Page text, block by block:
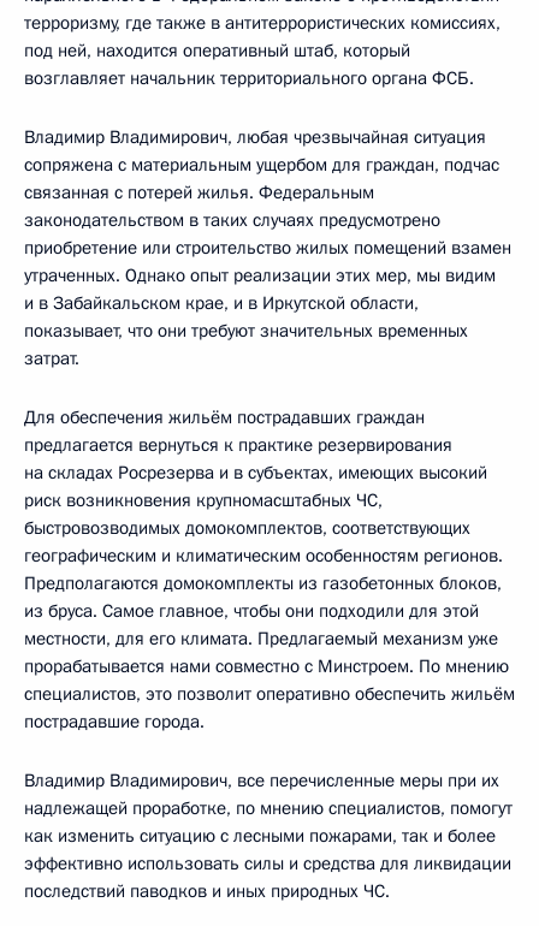
терроризму, где также в антитеррористических комиссиях,
под ней, находится оперативный штаб, который
возглавляет начальник территориального органа ФСБ.
Владимир Владимирович, любая чрезвычайная ситуация
сопряжена с материальным ущербом для граждан, подчас
связанная с потерей жилья. Федеральным
законодательством в таких случаях предусмотрено
приобретение или строительство жилых помещений взамен
утраченных. Однако опыт реализации этих мер, мы видим
и в Забайкальском крае, и в Иркутской области,
показывает, что они требуют значительных временных
затрат.
Для обеспечения жильём пострадавших граждан
предлагается вернуться к практике резервирования
на складах Росрезерва и в субъектах, имеющих высокий
риск возникновения крупномасштабных ЧС,
быстровозводимых домокомплектов, соответствующих
географическим и климатическим особенностям регионов.
Предполагаются домокомплекты из газобетонных блоков,
из бруса. Самое главное, чтобы они подходили для этой
местности, для его климата. Предлагаемый механизм уже
прорабатывается нами совместно с Минстроем. По мнению
специалистов, это позволит оперативно обеспечить жильём
пострадавшие города.
Владимир Владимирович, все перечисленные меры при их
надлежащей проработке, по мнению специалистов, помогут
как изменить ситуацию с лесными пожарами, так и более
эффективно использовать силы и средства для ликвидации
последствий паводков и иных природных ЧС.